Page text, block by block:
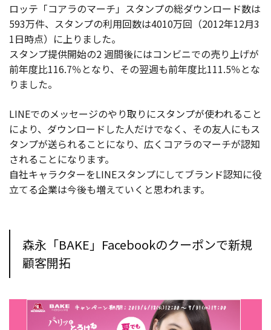
ロッテ「コアラのマーチ」スタンプの総ダウンロード数は
593万件、スタンプの利用回数は4010万回（2012年12月3
1日時点）に上りました。
スタンプ提供開始の2 週間後にはコンビニでの売り上げが
前年度比116.7％となり、その翌週も前年度比111.5％とな
りました。
LINEでのメッセージのやり取りにスタンプが使われること
により、ダウンロードした人だけでなく、その友人にもス
タンプが送られることになり、広くコアラのマーチが認知
されることになります。
自社キャラクターをLINEスタンプにしてブランド認知に役
立てる企業は今後も増えていくと思われます。
森永「BAKE」Facebookのクーポンで新規
顧客開拓